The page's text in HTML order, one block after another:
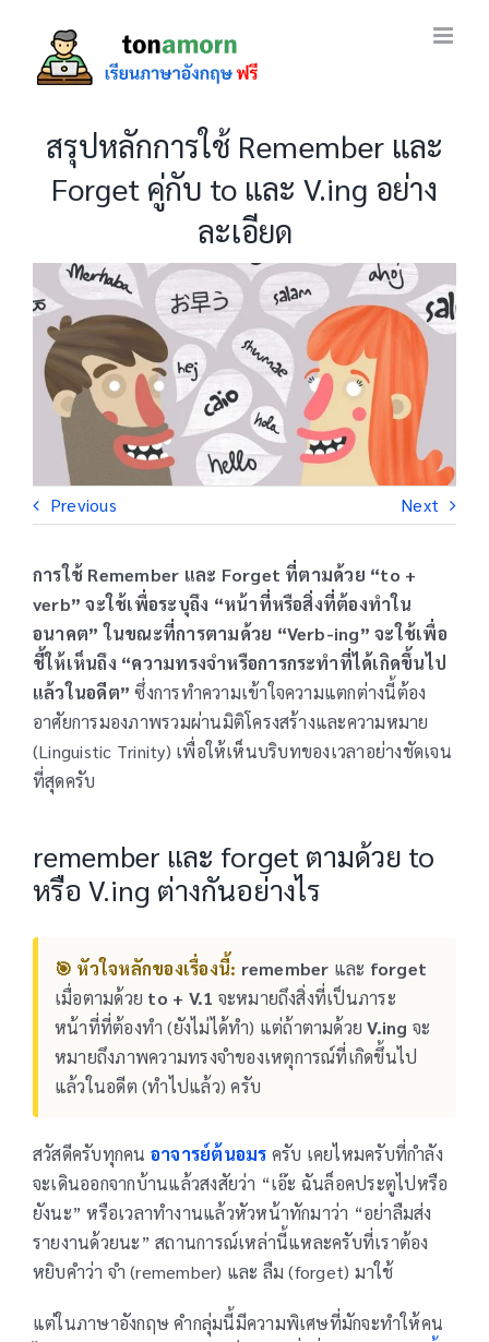
content
สรุปหลักการใช้ Remember และ
Forget คู่กับ to และ V.ing อย่าง
ละเอียด
Previous Next
การใช้ Remember และ Forget ที่ตามด้วย “to +
verb” จะใช้เพื่อระบุถึง “หน้าที่หรือสิ่งที่ต้องทำใน
อนาคต” ในขณะที่การตามด้วย “Verb-ing” จะใช้เพื่อ
ชี้ให้เห็นถึง “ความทรงจำหรือการกระทำที่ได้เกิดขึ้นไป
แล้วในอดีต” ซึ่งการทำความเข้าใจความแตกต่างนี้ต้อง
อาศัยการมองภาพรวมผ่านมิติโครงสร้างและความหมาย
(Linguistic Trinity) เพื่อให้เห็นบริบทของเวลาอย่างชัดเจน
ที่สุดครับ
remember และ forget ตามด้วย to
หรือ V.ing ต่างกันอย่างไร
🎯 หัวใจหลักของเรื่องนี้: remember และ forget
เมื่อตามด้วย to + V.1 จะหมายถึงสิ่งที่เป็นภาระ
หน้าที่ที่ต้องทำ (ยังไม่ได้ทำ) แต่ถ้าตามด้วยV.ing จะ
หมายถึงภาพความทรงจำของเหตุการณ์ที่เกิดขึ้นไป
แล้วในอดีต (ทำไปแล้ว) ครับ
สวัสดีครับทุกคน อาจารย์ต้นอมร ครับ เคยไหมครับที่กำลัง
จะเดินออกจากบ้านแล้วสงสัยว่า “เอ๊ะ ฉันล็อคประตูไปหรือ
ยังนะ” หรือเวลาทำงานแล้วหัวหน้าทักมาว่า “อย่าลืมส่ง
รายงานด้วยนะ” สถานการณ์เหล่านี้แหละครับที่เราต้อง
หยิบคำว่า จำ (remember) และ ลืม (forget) มาใช้
แต่ในภาษาอังกฤษ คำกลุ่มนี้มีความพิเศษที่มักจะทำให้คน